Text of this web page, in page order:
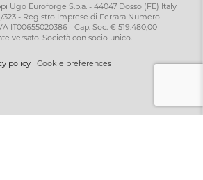
Ugo Euroforge S.p.a. - 44047 Dosso (FE) Italy
323 - Registro Imprese di Ferrara Numero
IT00655020386 - Cap. Soc. € 519.480,00
versato. Società con socio unico.
policy Cookie preferences